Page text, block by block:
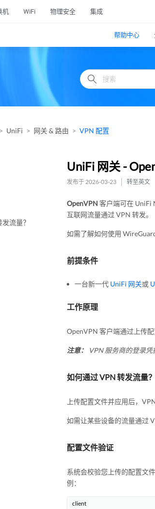
机 WiFi 物理安全 集成
帮助中心
UniFi 网关 & 路由 VPN 配置
流量？
UniFi 网关 -
发布于 2026-03-23 转至英文
OpenVPN 客户端可在 UniFi
互联网流量通过 VPN 转发。
如需了解如何使用
前提条件
一台新一代 UniFi 网关或
工作原理
OpenVPN 客户端通过上传
注意： VPN 服务商的登录
如何通过 VPN 转发流量？
上传配置文件并应用后，
如需让某些设备的流量通过
配置文件验证
系统会校验您上传的配置文
例：
client